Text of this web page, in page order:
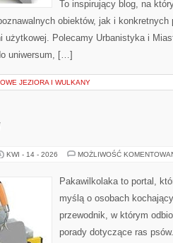
To inspirujący blog, na
obiektów, jak i konkretnych
użytkowej. Polecamy Urbanistyka i
uniwersum, […]
JEZIORA I WULKANY
KWI - 14 - 2026 MOŻLIWOŚĆ
Pakawilkolaka to portal,
myślą o osobach
przewodnik, w którym
porady dotyczące ras